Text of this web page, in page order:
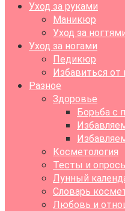
Уход за руками
Маникюр
Уход за
Уход за ногами
Педикюр
Избавиться от
Разное
Здоровье
Борьба с
Косметология
Тесты и
Лунный
Словарь
Любовь и